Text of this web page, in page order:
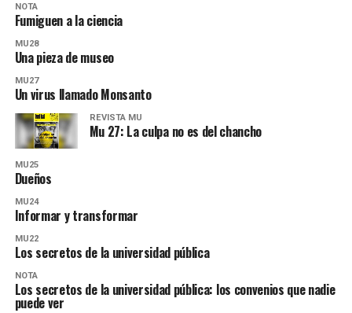
NOTA
Fumiguen a la ciencia
MU28
Una pieza de museo
MU27
Un virus llamado Monsanto
REVISTA MU
Mu 27: La culpa no es del chancho
MU25
Dueños
MU24
Informar y transformar
MU22
Los secretos de la universidad pública
NOTA
Los secretos de la universidad pública: los convenios que nadie
puede ver